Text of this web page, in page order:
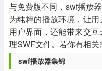
与免费版不同，swf播放
为纯粹的播放环境，让
用户界面，还能带来交
理SWF文件。若你有相关
swf播放器集锦